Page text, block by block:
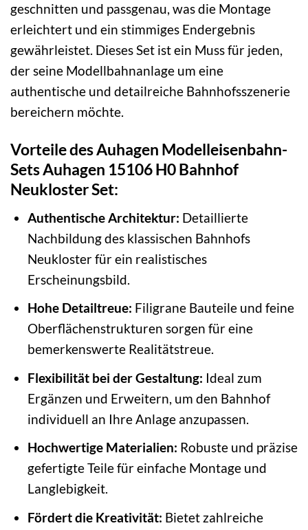
geschnitten und passgenau, was die Montage
erleichtert und ein stimmiges Endergebnis
gewährleistet. Dieses Set ist ein Muss für jeden,
der seine Modellbahnanlage um eine
authentische und detailreiche Bahnhofsszenerie
bereichern möchte.
Vorteile des Auhagen Modelleisenbahn-
Sets Auhagen 15106 H0 Bahnhof
Neukloster Set:
Authentische Architektur: Detaillierte
Nachbildung des klassischen Bahnhofs
Neukloster für ein realistisches
Erscheinungsbild.
Hohe Detailtreue: Filigrane Bauteile und feine
Oberflächenstrukturen sorgen für eine
bemerkenswerte Realitätstreue.
Flexibilität bei der Gestaltung: Ideal zum
Ergänzen und Erweitern, um den Bahnhof
individuell an Ihre Anlage anzupassen.
Hochwertige Materialien: Robuste und präzise
gefertigte Teile für einfache Montage und
Langlebigkeit.
Fördert die Kreativität: Bietet zahlreiche